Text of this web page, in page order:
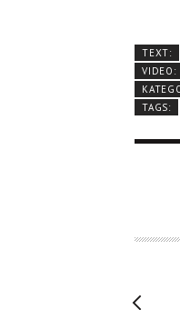
TEXT:
VIDEO:
TAGS: